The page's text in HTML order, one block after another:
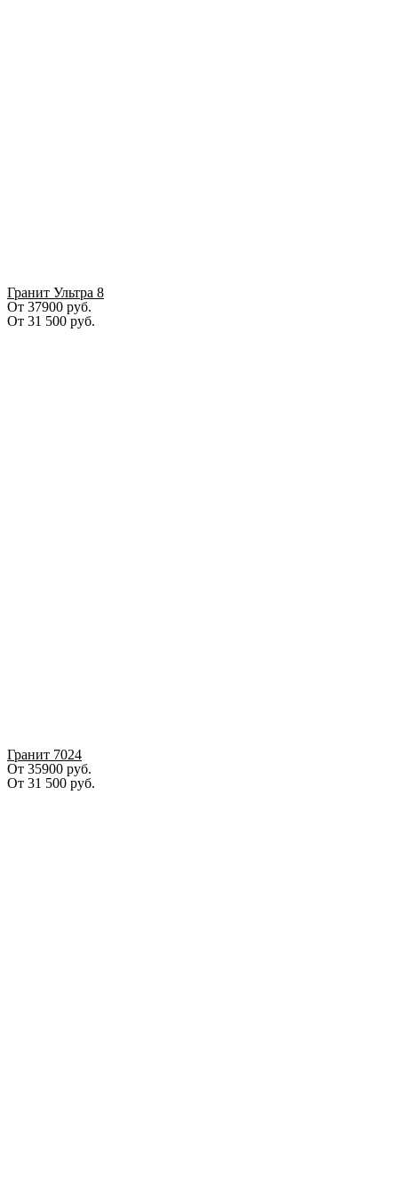
Гранит Ультра 8
От 37900 руб.
От 31 500 руб.
Гранит 7024
От 35900 руб.
От 31 500 руб.